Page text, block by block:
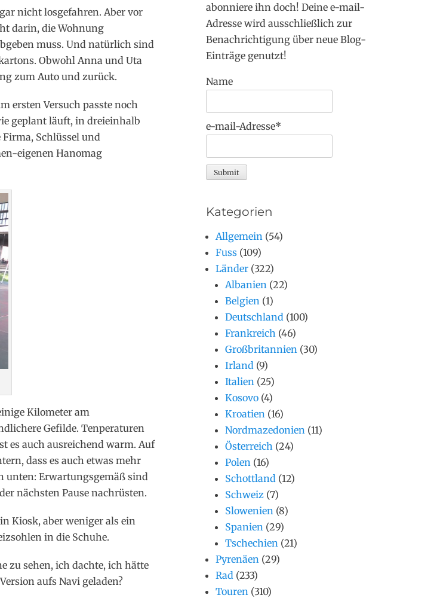
nicht losgefahren. Aber vor
darin, die Wohnung
muss. Und natürlich sind
Obwohl Anna und Uta
zum Auto und zurück.
ersten Versuch passte noch
geplant läuft, in dreieinhalb
Schlüssel und
eigenen Hanomag
Kilometer am
Gefilde. Tenperaturen
es auch ausreichend warm. Auf
dass es auch etwas mehr
unten: Erwartungsgemäß sind
nächsten Pause nachrüsten.
Kiosk, aber weniger als ein
in die Schuhe.
zu sehen, ich dachte, ich hätte
aufs Navi geladen?
abonniere ihn doch! Deine e-mail-
Adresse wird ausschließlich zur
Benachrichtigung über neue Blog-
Einträge genutzt!
Name
e-mail-Adresse*
Kategorien
Allgemein (54)
Fuss (109)
Länder (322)
Albanien (22)
Belgien (1)
Deutschland (100)
Frankreich (46)
Großbritannien (30)
Irland (9)
Italien (25)
Kosovo (4)
Kroatien (16)
Nordmazedonien (11)
Österreich (24)
Polen (16)
Schottland (12)
Schweiz (7)
Slowenien (8)
Spanien (29)
Tschechien (21)
Pyrenäen (29)
Rad (233)
Touren (310)